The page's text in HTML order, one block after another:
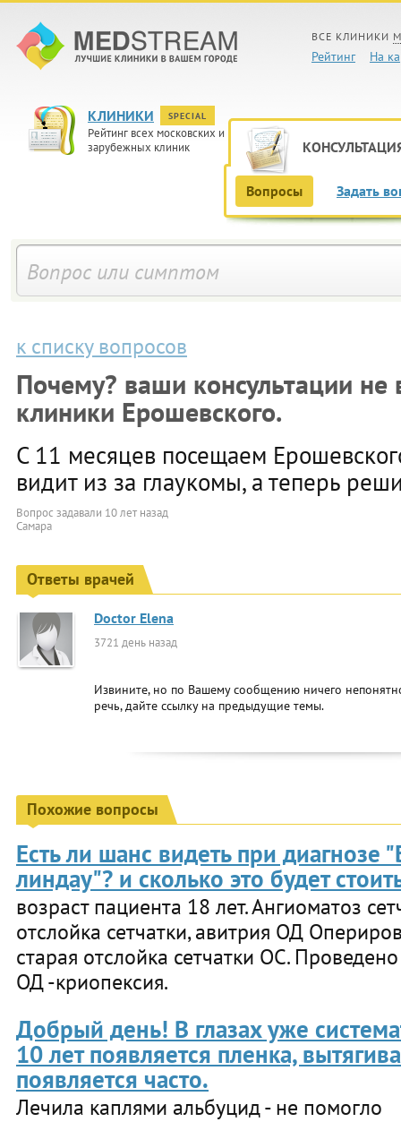
ВСЕ КЛИНИКИ
Рейтинг На
КЛИНИКИ SPECIAL
Рейтинг всех московских и
зарубежных клиник
Вопросы Задать
к списку вопросов
Почему? ваши консультации
клиники Ерошевского.
С 11 месяцев посещаем
видит из за глаукомы, а теперь
Вопрос задавали 10 лет назад
Самара
Ответы врачей
Doctor Elena
3721 день назад
Извините, но по Вашему сообщению ничего
речь, дайте ссылку на предыдущие темы.
Похожие вопросы
Есть ли шанс видеть при диагнозе
линдау"? и сколько это будет
возраст пациента 18 лет. Ангиоматоз
отслойка сетчатки, авитрия ОД
старая отслойка сетчатки ОС.
ОД -криопексия.
Добрый день! В глазах уже
10 лет появляется пленка,
появляется часто.
Лечила каплями альбуцид - не помогло